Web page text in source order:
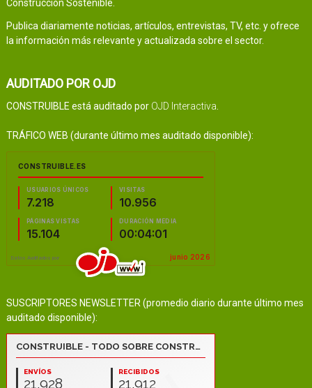
Construcción Sostenible.
Publica diariamente noticias, artículos, entrevistas, TV, etc. y ofrece
la información más relevante y actualizada sobre el sector.
AUDITADO POR OJD
CONSTRUIBLE está auditado por OJD Interactiva
TRÁFICO WEB (durante último mes auditado disponible):
SUSCRIPTORES NEWSLETTER (promedio diario durante último mes
auditado disponible):